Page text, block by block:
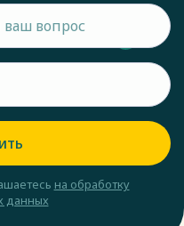
на обработку
данных